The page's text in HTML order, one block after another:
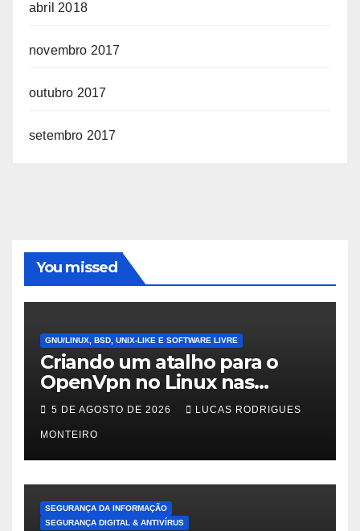
abril 2018
novembro 2017
outubro 2017
setembro 2017
You missed
GNU/LINUX, BSD, UNIX-LIKE E SOFTWARE LIVRE
Criando um atalho para o
OpenVpn no Linux nas
distros Debian, ubuntu e
Mint Linux
5 DE AGOSTO DE 2026 LUCAS RODRIGUES
MONTEIRO
SEGURANÇA DA INFORMAÇÃO
SEGURANÇA DIGITAL & ANTIVÍRUS